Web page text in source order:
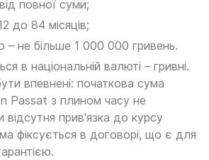
повної суми;
до 84 місяців;
– не більше 1 000 000 гривень.
в національній валюті – гривні.
впевнені: початкова сума
Passat з плином часу не
відсутня прив'язка до курсу
фіксується в договорі, що є для